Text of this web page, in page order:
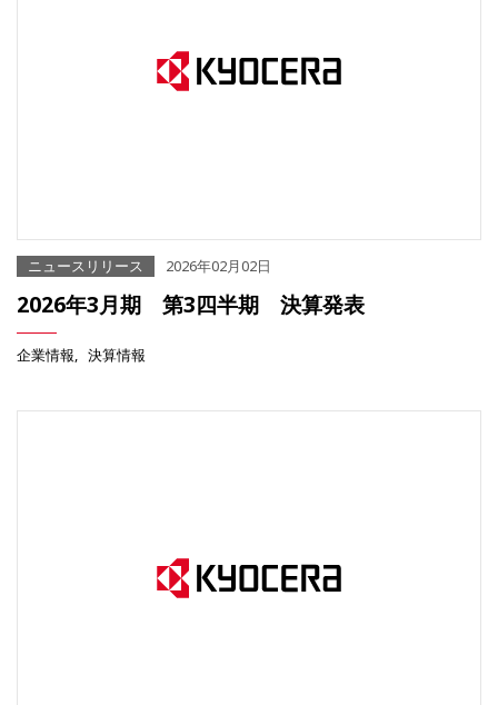
ニュースリリース 2026年02月02日
2026年3月期 第3四半期 決算発表
企業情報 決算情報